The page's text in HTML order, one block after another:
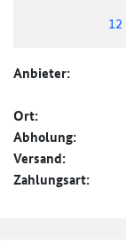
12
Anbieter:
Ort:
Abholung:
Versand:
Zahlungsart: